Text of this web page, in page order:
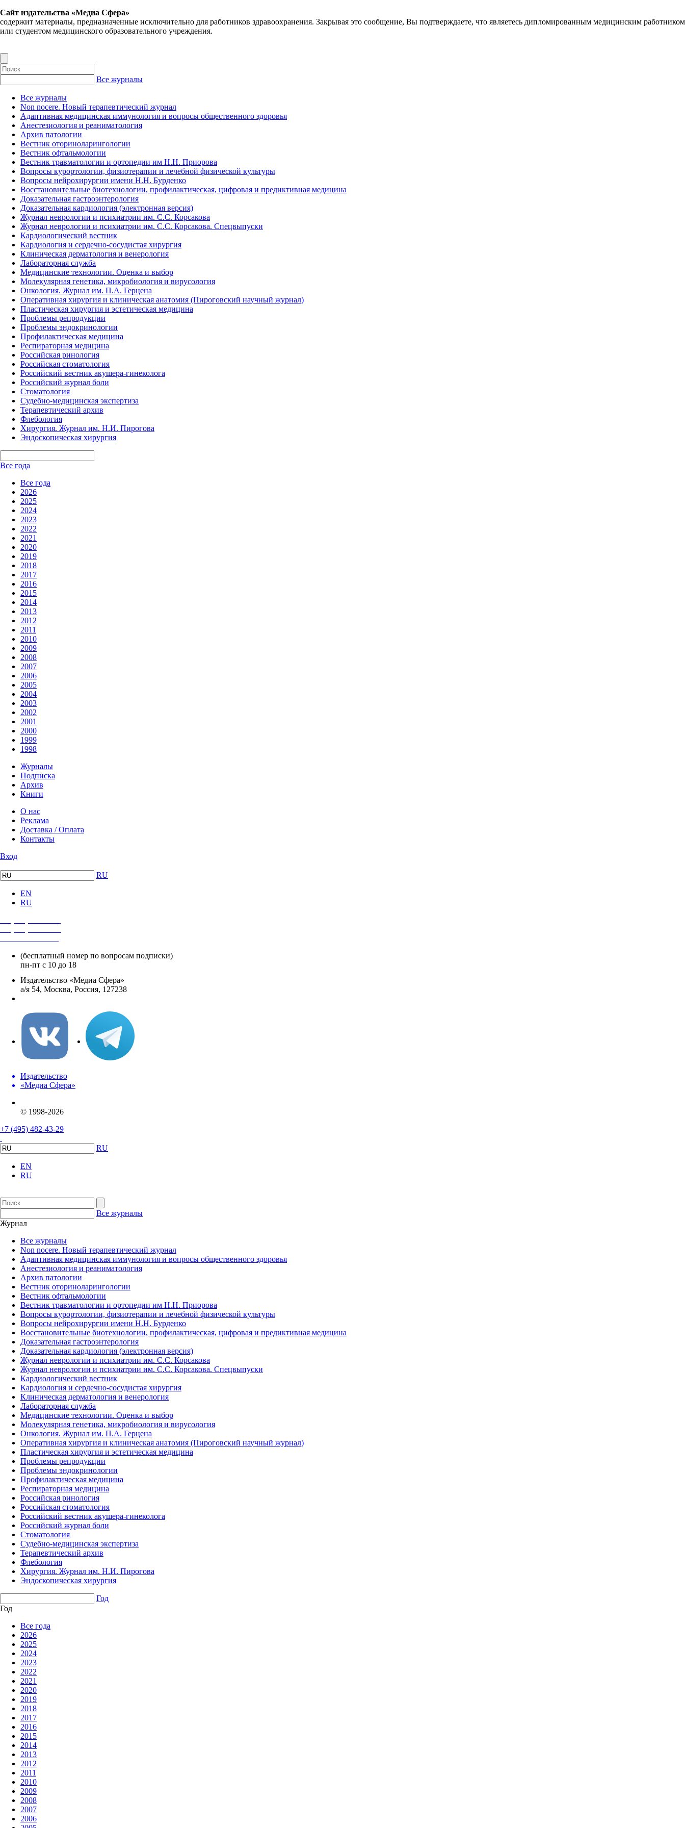
Сайт издательства «Медиа Сфера»
содержит материалы, предназначенные исключительно для работников здравоохранения. Закрывая это сообщение, Вы подтверждаете, что являетесь дипломированным медицинским работником
или студентом медицинского образовательного учреждения.
Все журналы
Все журналы
Non nocere. Новый терапевтический журнал
Адаптивная медицинская иммунология и вопросы общественного здоровья
Анестезиология и реаниматология
Архив патологии
Вестник оториноларингологии
Вестник офтальмологии
Вестник травматологии и ортопедии им Н.Н. Приорова
Вопросы курортологии, физиотерапии и лечебной физической культуры
Вопросы нейрохирургии имени Н.Н. Бурденко
Восстановительные биотехнологии, профилактическая, цифровая и предиктивная медицина
Доказательная гастроэнтерология
Доказательная кардиология (электронная версия)
Журнал неврологии и психиатрии им. С.С. Корсакова
Журнал неврологии и психиатрии им. С.С. Корсакова. Спецвыпуски
Кардиологический вестник
Кардиология и сердечно-сосудистая хирургия
Клиническая дерматология и венерология
Лабораторная служба
Медицинские технологии. Оценка и выбор
Молекулярная генетика, микробиология и вирусология
Онкология. Журнал им. П.А. Герцена
Оперативная хирургия и клиническая анатомия (Пироговский научный журнал)
Пластическая хирургия и эстетическая медицина
Проблемы репродукции
Проблемы эндокринологии
Профилактическая медицина
Респираторная медицина
Российская ринология
Российская стоматология
Российский вестник акушера-гинеколога
Российский журнал боли
Стоматология
Судебно-медицинская экспертиза
Терапевтический архив
Флебология
Хирургия. Журнал им. Н.И. Пирогова
Эндоскопическая хирургия
Все года
Все года
2026
2025
2024
2023
2022
2021
2020
2019
2018
2017
2016
2015
2014
2013
2012
2011
2010
2009
2008
2007
2006
2005
2004
2003
2002
2001
2000
1999
1998
Журналы
Подписка
Архив
Книги
О нас
Реклама
Доставка / Оплата
Контакты
Вход
RU
EN
RU
(бесплатный номер по вопросам подписки)
пн-пт с 10 до 18
Издательство «Медиа Сфера»
а/я 54, Москва, Россия, 127238
Издательство
«Медиа Сфера»
© 1998-2026
+7 (495) 482-43-29
RU
EN
RU
Все журналы
Журнал
Все журналы
Non nocere. Новый терапевтический журнал
Адаптивная медицинская иммунология и вопросы общественного здоровья
Анестезиология и реаниматология
Архив патологии
Вестник оториноларингологии
Вестник офтальмологии
Вестник травматологии и ортопедии им Н.Н. Приорова
Вопросы курортологии, физиотерапии и лечебной физической культуры
Вопросы нейрохирургии имени Н.Н. Бурденко
Восстановительные биотехнологии, профилактическая, цифровая и предиктивная медицина
Доказательная гастроэнтерология
Доказательная кардиология (электронная версия)
Журнал неврологии и психиатрии им. С.С. Корсакова
Журнал неврологии и психиатрии им. С.С. Корсакова. Спецвыпуски
Кардиологический вестник
Кардиология и сердечно-сосудистая хирургия
Клиническая дерматология и венерология
Лабораторная служба
Медицинские технологии. Оценка и выбор
Молекулярная генетика, микробиология и вирусология
Онкология. Журнал им. П.А. Герцена
Оперативная хирургия и клиническая анатомия (Пироговский научный журнал)
Пластическая хирургия и эстетическая медицина
Проблемы репродукции
Проблемы эндокринологии
Профилактическая медицина
Респираторная медицина
Российская ринология
Российская стоматология
Российский вестник акушера-гинеколога
Российский журнал боли
Стоматология
Судебно-медицинская экспертиза
Терапевтический архив
Флебология
Хирургия. Журнал им. Н.И. Пирогова
Эндоскопическая хирургия
Год
Год
Все года
2026
2025
2024
2023
2022
2021
2020
2019
2018
2017
2016
2015
2014
2013
2012
2011
2010
2009
2008
2007
2006